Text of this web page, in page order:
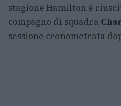
stagione Hamilton è
compagno di squadra
sessione cronometrata